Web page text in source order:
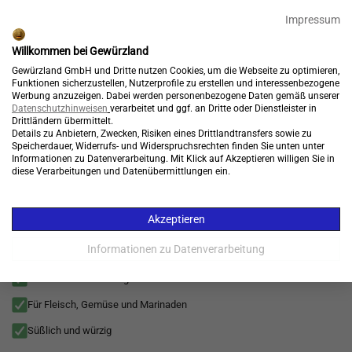
99904

Menü
Gewürzmischungen > Gewürze > Pure Gewürze > Alle Superfood >
Fünf Gewürze Pulver, 5 Gewürz, Five Spice chinesisches
Gewürz für asiatische Küche (Chinese Five Spice)
Für Fleisch, Gemüse und Marinaden
Süßlich und würzig
Impressum
Willkommen bei Gewürzland
Gewürzland GmbH und Dritte nutzen Cookies, um die Webseite zu optimieren,
Funktionen sicherzustellen, Nutzerprofile zu erstellen und interessenbezogene
Werbung anzuzeigen. Dabei werden personenbezogene Daten gemäß unserer
Datenschutzhinweisen verarbeitet und ggf. an Dritte oder Dienstleister in
Drittländern übermittelt.
Details zu Anbietern, Zwecken, Risiken eines Drittlandtransfers sowie zu
Speicherdauer, Widerrufs- und Widerspruchsrechten finden Sie unten unter
Informationen zu Datenverarbeitung. Mit Klick auf Akzeptieren willigen Sie in
diese Verarbeitungen und Datenübermittlungen ein.
Akzeptieren
Informationen zu Datenverarbeitung